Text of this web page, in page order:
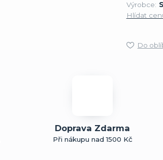
Výrobce:
Hlídat
Do
Doprava Zdarma
Při nákupu nad 1500 Kč